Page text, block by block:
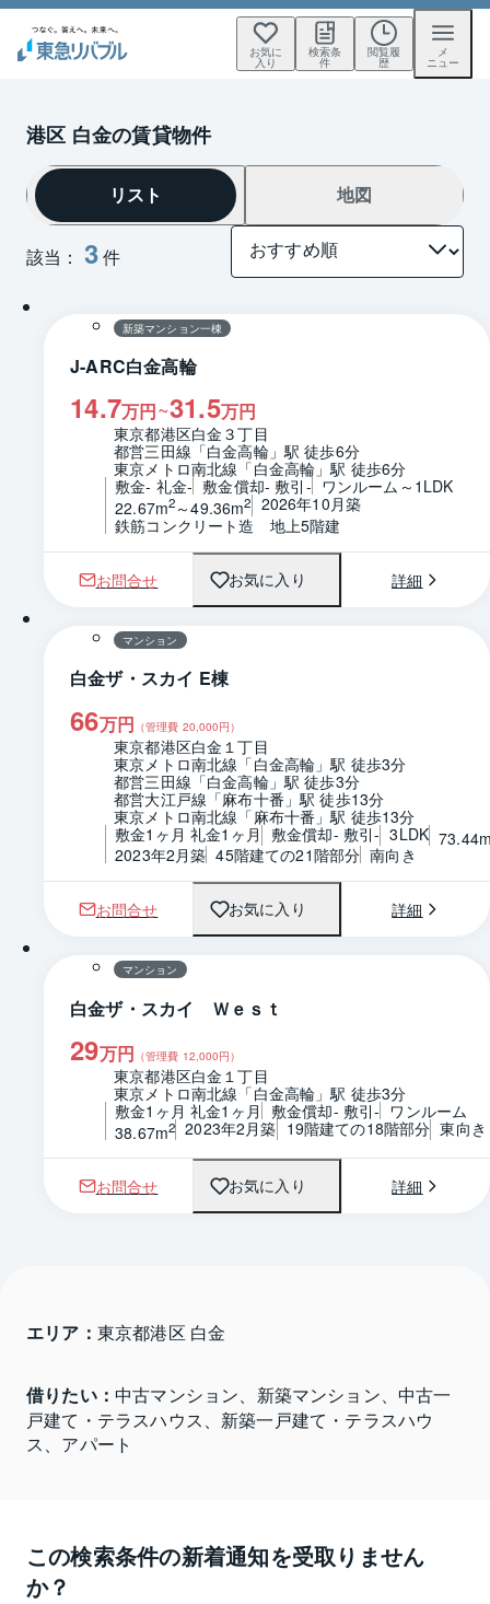
お気に
入り
検索条
件
閲覧履
歴
メ
ニュー
港区 白金の賃貸物件
該当： 3件
リスト 地図
新築マンション一棟
J-ARC白金高輪
14.7万円~31.5万円
東京都港区白金３丁目
都営三田線「白金高輪」駅 徒歩6分
東京メトロ南北線「白金高輪」駅 徒歩6分
敷金- 礼金- 敷金償却- 敷引- ワンルーム～1LDK
22.67m2～49.36m2
2026年10月築
鉄筋コンクリート造　地上5階建
お問合せ お気に入り 詳細
1 / 0 間取り
マンション
白金ザ・スカイ E棟
66万円 （管理費 20,000円）
東京都港区白金１丁目
東京メトロ南北線「白金高輪」駅 徒歩3分
都営三田線「白金高輪」駅 徒歩3分
都営大江戸線「麻布十番」駅 徒歩13分
東京メトロ南北線「麻布十番」駅 徒歩13分
敷金1ヶ月 礼金1ヶ月 敷金償却- 敷引- 3LDK
2023年2月築 45階建ての21階部分 南向き
お問合せ お気に入り 詳細
1 / 0 間取り
マンション
白金ザ・スカイ Ｗｅｓｔ
29万円 （管理費 12,000円）
東京都港区白金１丁目
東京メトロ南北線「白金高輪」駅 徒歩3分
敷金1ヶ月 礼金1ヶ月 敷金償却- 敷引- ワンルーム
38.67m2 2023年2月築 19階建ての18階部分 東向き
お問合せ お気に入り 詳細
エリア： 東京都港区 白金
借りたい： 中古マンション、新築マンション、中古一
戸建て・テラスハウス、新築一戸建て・テラスハウ
ス、アパート
この検索条件の新着通知を受取りません
か？